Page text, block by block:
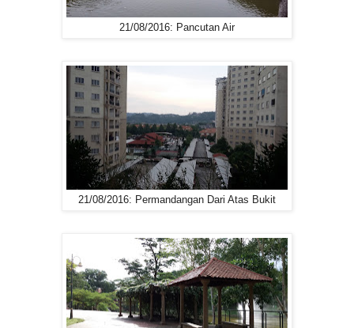
21/08/2016: Pancutan Air
21/08/2016: Permandangan Dari Atas Bukit